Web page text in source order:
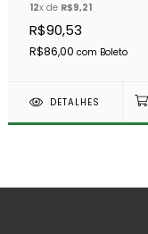
TINKEM - UKC8L
12x de R$9,21
R$90,53
R$86,00 com Boleto
DETALHES